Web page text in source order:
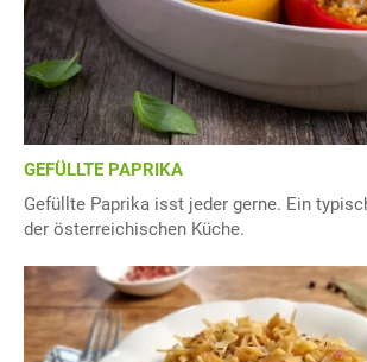
GEFÜLLTE PAPRIKA
Gefüllte Paprika isst jeder gerne. Ein
der österreichischen Küche.